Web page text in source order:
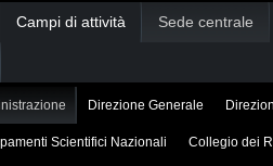
Campi di attività Sede centrale
Direzione Generale
Scientifici Nazionali Collegio dei